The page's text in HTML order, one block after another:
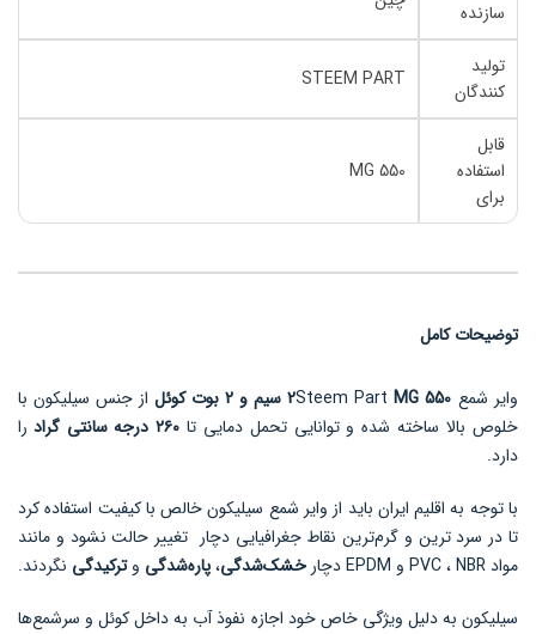
سازنده
تولید
کنندگان
STEEM PART
قابل
استفاده
برای
550 MG
توضیحات کامل
وایر شمع 2Steem Part MG 550 سیم و 2 بوت کوئل
از جنس سیلیکون با
خلوص بالا ساخته شده و توانایی تحمل دمایی تا ۲۶۰ درجه سانتی گراد
را
دارد.
با توجه به اقلیم ایران باید از وایر شمع سیلیکون خالص با کیفیت استفاده کرد
تا در سرد ‌ترین و گرم‌ترین نقاط جغرافیایی دچار تغییر حالت نشود و مانند
مواد PVC ، NBR و EPDM دچار
خشک‌شدگی،پاره‌شدگی وترکیدگی نگردند.
سیلیکون به دلیل ویژگی خاص خود اجازه نفوذ آب به داخل کوئل و سرشمع‌ها